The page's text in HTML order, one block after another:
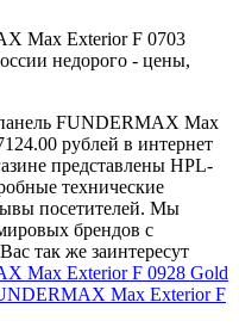
Max Exterior F 0703
недорого - цены,
FUNDERMAX Max
рублей в интернет
представлены HPL-
технические
посетителей. Мы
брендов с
так же заинтересут
Max Exterior F 0928 Gold
Max Exterior F